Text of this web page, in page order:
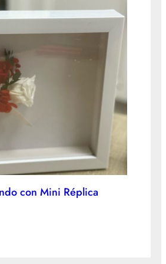
con Mini Réplica